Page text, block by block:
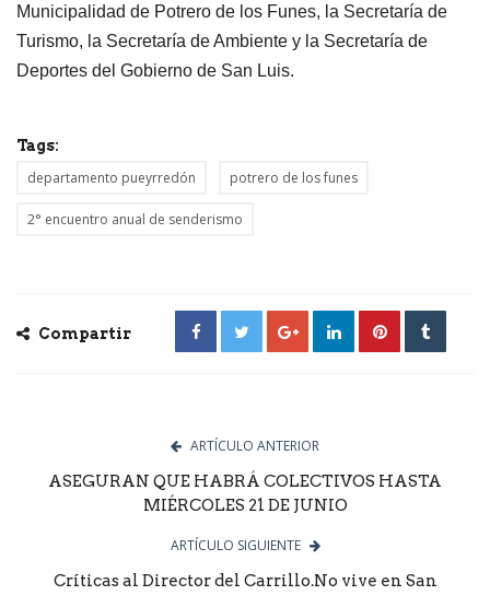
Municipalidad de Potrero de los Funes, la Secretaría de
Turismo, la Secretaría de Ambiente y la Secretaría de
Deportes del Gobierno de San Luis.
Tags:
departamento pueyrredón potrero de los funes
2° encuentro anual de senderismo
Compartir
ARTÍCULO ANTERIOR
ASEGURAN QUE HABRÁ COLECTIVOS HASTA
MIÉRCOLES 21 DE JUNIO
ARTÍCULO SIGUIENTE
Críticas al Director del Carrillo.No vive en San